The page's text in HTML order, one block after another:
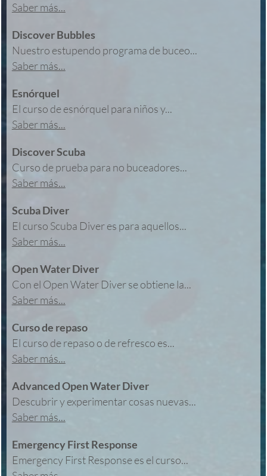
Saber más...
Discover Bubbles
Nuestro estupendo programa de buceo...
Saber más...
Esnórquel
El curso de esnórquel para niños y...
Saber más...
Discover Scuba
Curso de prueba para no buceadores...
Saber más...
Scuba Diver
El curso Scuba Diver es para aquellos...
Saber más...
Open Water Diver
Con el Open Water Diver se obtiene la...
Saber más...
Curso de repaso
El curso de repaso o de refresco es...
Saber más...
Advanced Open Water Diver
Descubrir y experimentar cosas nuevas...
Saber más...
Emergency First Response
Emergency First Response es el curso...